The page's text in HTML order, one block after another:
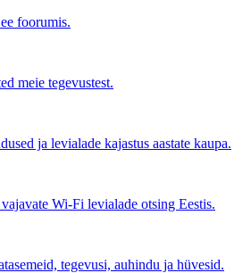
foorumis.
meie tegevustest.
ja levialade kajastus aastate kaupa.
Wi-Fi levialade otsing Eestis.
tegevusi, auhindu ja hüvesid.